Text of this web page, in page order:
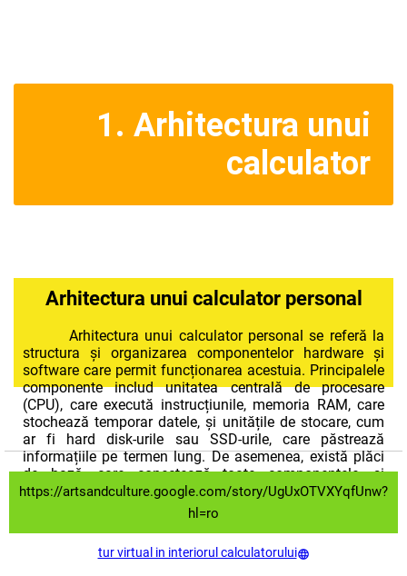
1. Arhitectura unui
calculator
Arhitectura unui calculator personal
Arhitectura unui calculator personal se referă la
structura și organizarea componentelor hardware și
software care permit funcționarea acestuia. Principalele
componente includ unitatea centrală de procesare
(CPU), care execută instrucțiunile, memoria RAM, care
stochează temporar datele, și unitățile de stocare, cum
ar fi hard disk-urile sau SSD-urile, care păstrează
informațiile pe termen lung. De asemenea, există plăci
de bază, care conectează toate componentele, și
periferice, cum ar fi tastatura și monitorul, care
facilitează interacțiunea cu utilizatorul.
https://artsandculture.google.com/story/UgUxOTVXYqfUnw?
hl=ro
tur virtual in interiorul calculatorului